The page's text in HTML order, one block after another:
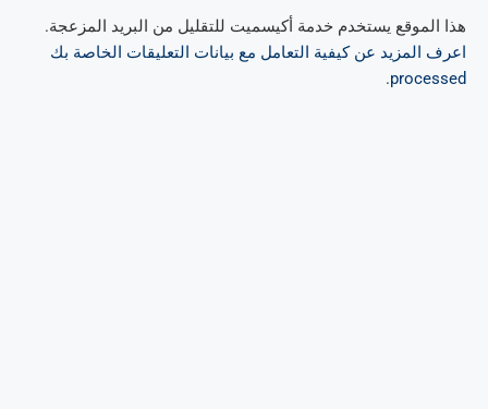
هذا الموقع يستخدم خدمة أكيسميت للتقليل من البريد المزعجة.
اعرف المزيد عن كيفية التعامل مع بيانات التعليقات الخاصة بك
processed
.